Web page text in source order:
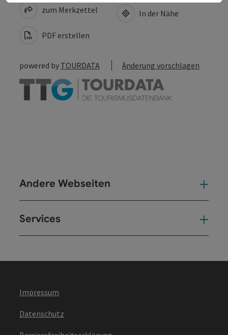
zum Merkzettel
PDF erstellen
In der Nähe
powered by TOURDATA Änderung vorschlagen
Andere Webseiten
Services
Impressum
Datenschutz